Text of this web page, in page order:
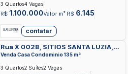
R$ 1.100.000Valor m² R$ 6.145
3 Quartos4 Vagas
contatar
Rua X 0028, SITIOS SANTA LUZIA,
APARECIDA DE GOIANIA
Venda Casa Condominio 135 m²
3 Quartos2 Suítes2 Vagas